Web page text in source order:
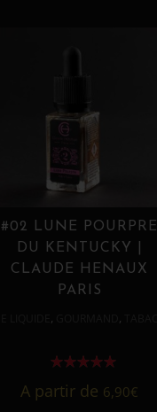
#02 LUNE POURPRE
DU KENTUCKY |
CLAUDE HENAUX
PARIS
, ,
A partir de 6,90€